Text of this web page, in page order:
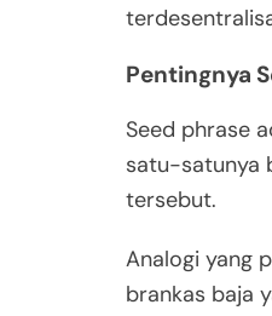
Pentingnya
Seed phrase
satu-satunya
tersebut.
Analogi yang
brankas baja